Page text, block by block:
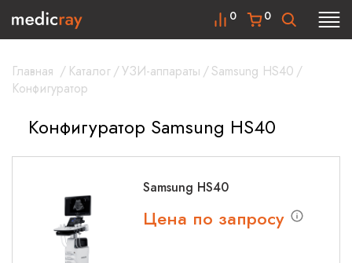
0
0
Главная / Каталог/УЗИ-аппараты /Samsung HS40 /
Конфигуратор
Конфигуратор Samsung HS40
Samsung HS40
Цена по запросу